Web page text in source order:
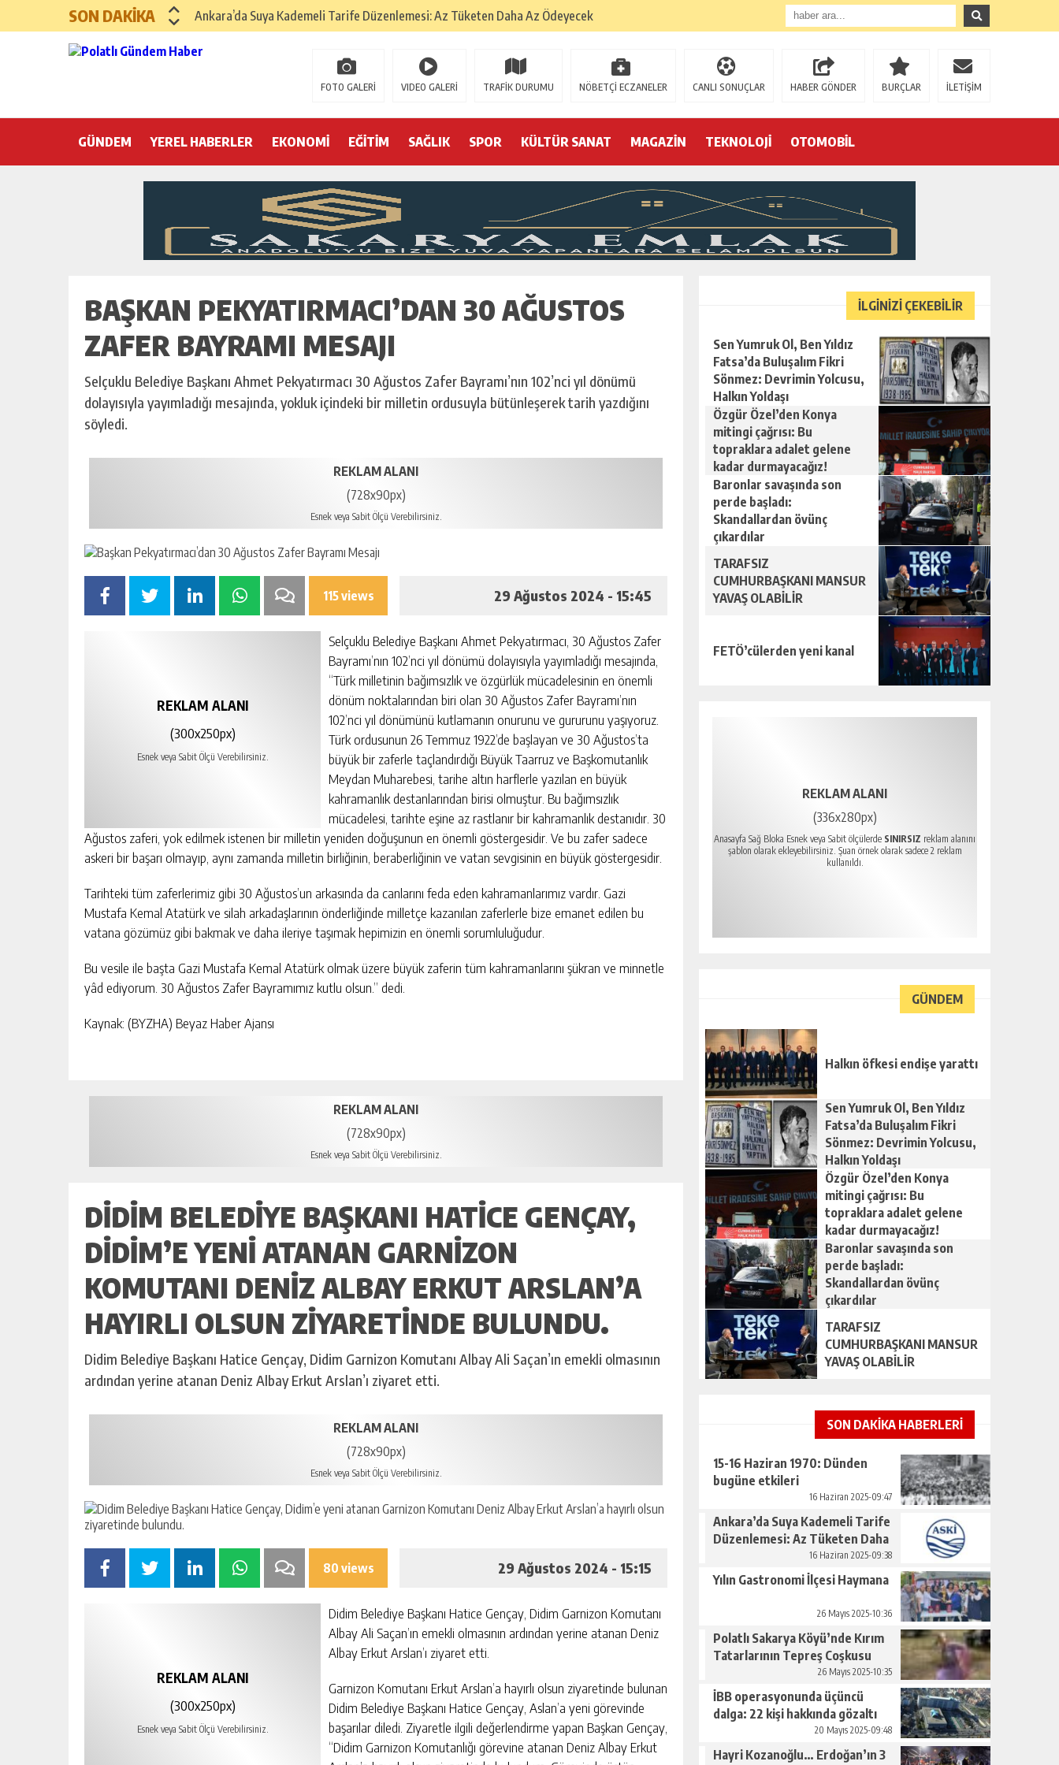
SON DAKİKA
Ankara’da Suya Kademeli Tarife Düzenlemesi: Az Tüketen Daha Az Ödeyecek
Yılın Gastronomi İlçesi Haymana
Polatlı Sakarya Köyü’nde Kırım Tatarlarının Tepreş Coşkusu
Hayri Kozanoğlu… Erdoğan’ın 3 devri
Saray makyaj tutmaz
Seçmeli demokrasi: Kimine şeker, kimine zehir
FOTO GALERİ VIDEO GALERİ TRAFİK DURUMU NÖBETÇİ ECZANELER CANLI SONUÇLAR HABER GÖNDER BURÇLAR İLETİŞİM
GÜNDEM YEREL HABERLER EKONOMİ EĞİTİM SAĞLIK SPOR KÜLTÜR SANAT MAGAZİN TEKNOLOJİ OTOMOBİL
BAŞKAN PEKYATIRMACI’DAN 30 AĞUSTOS
ZAFER BAYRAMI MESAJI
Selçuklu Belediye Başkanı Ahmet Pekyatırmacı 30 Ağustos Zafer Bayramı’nın 102’nci yıl dönümü
dolayısıyla yayımladığı mesajında, yokluk içindeki bir milletin ordusuyla bütünleşerek tarih yazdığını
söyledi.
REKLAM ALANI
(728x90px)
Esnek veya Sabit Ölçü Verebilirsiniz.
115 views 29 Ağustos 2024 - 15:45
REKLAM ALANI
(300x250px)
Esnek veya Sabit Ölçü Verebilirsiniz.
Selçuklu Belediye Başkanı Ahmet Pekyatırmacı, 30 Ağustos Zafer
Bayramı’nın 102’nci yıl dönümü dolayısıyla yayımladığı mesajında,
“Türk milletinin bağımsızlık ve özgürlük mücadelesinin en önemli
dönüm noktalarından biri olan 30 Ağustos Zafer Bayramı’nın
102’nci yıl dönümünü kutlamanın onurunu ve gururunu yaşıyoruz.
Türk ordusunun 26 Temmuz 1922’de başlayan ve 30 Ağustos’ta
büyük bir zaferle taçlandırdığı Büyük Taarruz ve Başkomutanlık
Meydan Muharebesi, tarihe altın harflerle yazılan en büyük
kahramanlık destanlarından birisi olmuştur. Bu bağımsızlık
mücadelesi, tarihte eşine az rastlanır bir kahramanlık destanıdır. 30
Ağustos zaferi, yok edilmek istenen bir milletin yeniden doğuşunun en önemli göstergesidir. Ve bu zafer sadece
askeri bir başarı olmayıp, aynı zamanda milletin birliğinin, beraberliğinin ve vatan sevgisinin en büyük göstergesidir.
Tarihteki tüm zaferlerimiz gibi 30 Ağustos’un arkasında da canlarını feda eden kahramanlarımız vardır. Gazi
Mustafa Kemal Atatürk ve silah arkadaşlarının önderliğinde milletçe kazanılan zaferlerle bize emanet edilen bu
vatana gözümüz gibi bakmak ve daha ileriye taşımak hepimizin en önemli sorumluluğudur.
Bu vesile ile başta Gazi Mustafa Kemal Atatürk olmak üzere büyük zaferin tüm kahramanlarını şükran ve minnetle
yâd ediyorum. 30 Ağustos Zafer Bayramımız kutlu olsun.” dedi.
Kaynak: (BYZHA) Beyaz Haber Ajansı
REKLAM ALANI
(728x90px)
Esnek veya Sabit Ölçü Verebilirsiniz.
DIDIM BELEDIYE BAŞKANI HATICE GENÇAY,
DIDIM’E YENI ATANAN GARNIZON
KOMUTANI DENIZ ALBAY ERKUT ARSLAN’A
HAYIRLI OLSUN ZIYARETINDE BULUNDU.
Didim Belediye Başkanı Hatice Gençay, Didim Garnizon Komutanı Albay Ali Saçan’ın emekli olmasının
ardından yerine atanan Deniz Albay Erkut Arslan’ı ziyaret etti.
REKLAM ALANI
(728x90px)
Esnek veya Sabit Ölçü Verebilirsiniz.
80 views 29 Ağustos 2024 - 15:15
REKLAM ALANI
(300x250px)
Esnek veya Sabit Ölçü Verebilirsiniz.
Didim Belediye Başkanı Hatice Gençay, Didim Garnizon Komutanı
Albay Ali Saçan’ın emekli olmasının ardından yerine atanan Deniz
Albay Erkut Arslan’ı ziyaret etti.
Garnizon Komutanı Erkut Arslan’a hayırlı olsun ziyaretinde bulunan
Didim Belediye Başkanı Hatice Gençay, Aslan’a yeni görevinde
başarılar diledi. Ziyaretle ilgili değerlendirme yapan Başkan Gençay,
“Didim Garnizon Komutanlığı görevine atanan Deniz Albay Erkut
İLGİNİZİ ÇEKEBİLİR
Sen Yumruk Ol, Ben Yıldız
Fatsa’da Buluşalım Fikri
Sönmez: Devrimin Yolcusu,
Halkın Yoldaşı
Özgür Özel’den Konya
mitingi çağrısı: Bu
topraklara adalet gelene
kadar durmayacağız!
Baronlar savaşında son
perde başladı:
Skandallardan övünç
çıkardılar
TARAFSIZ
CUMHURBAŞKANI MANSUR
YAVAŞ OLABİLİR
FETÖ’cülerden yeni kanal
REKLAM ALANI
(336x280px)
Anasayfa Sağ Bloka Esnek veya Sabit ölçülerde SINIRSIZ reklam alanını
şablon olarak ekleyebilirsiniz. Şuan örnek olarak sadece 2 reklam
kullanıldı.
GÜNDEM
Halkın öfkesi endişe yarattı
Sen Yumruk Ol, Ben Yıldız
Fatsa’da Buluşalım Fikri
Sönmez: Devrimin Yolcusu,
Halkın Yoldaşı
Özgür Özel’den Konya
mitingi çağrısı: Bu
topraklara adalet gelene
kadar durmayacağız!
Baronlar savaşında son
perde başladı:
Skandallardan övünç
çıkardılar
TARAFSIZ
CUMHURBAŞKANI MANSUR
YAVAŞ OLABİLİR
SON DAKİKA HABERLERİ
15-16 Haziran 1970: Dünden
bugüne etkileri
16 Haziran 2025-09:47
Ankara’da Suya Kademeli Tarife
Düzenlemesi: Az Tüketen Daha
16 Haziran 2025-09:38
Yılın Gastronomi İlçesi Haymana
26 Mayıs 2025-10:36
Polatlı Sakarya Köyü’nde Kırım
Tatarlarının Tepreş Coşkusu
26 Mayıs 2025-10:35
İBB operasyonunda üçüncü
dalga: 22 kişi hakkında gözaltı
20 Mayıs 2025-09:48
Hayri Kozanoğlu… Erdoğan’ın 3